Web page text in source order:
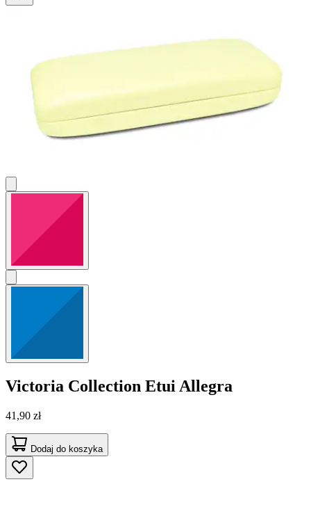
Victoria Collection Etui Allegra
41,90 zł
Dodaj do koszyka